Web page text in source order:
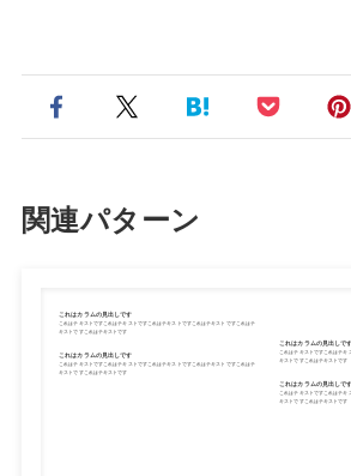
関連パターン